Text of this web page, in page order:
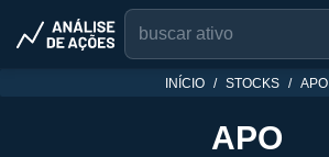
INÍCIO STOCKS APO
APO